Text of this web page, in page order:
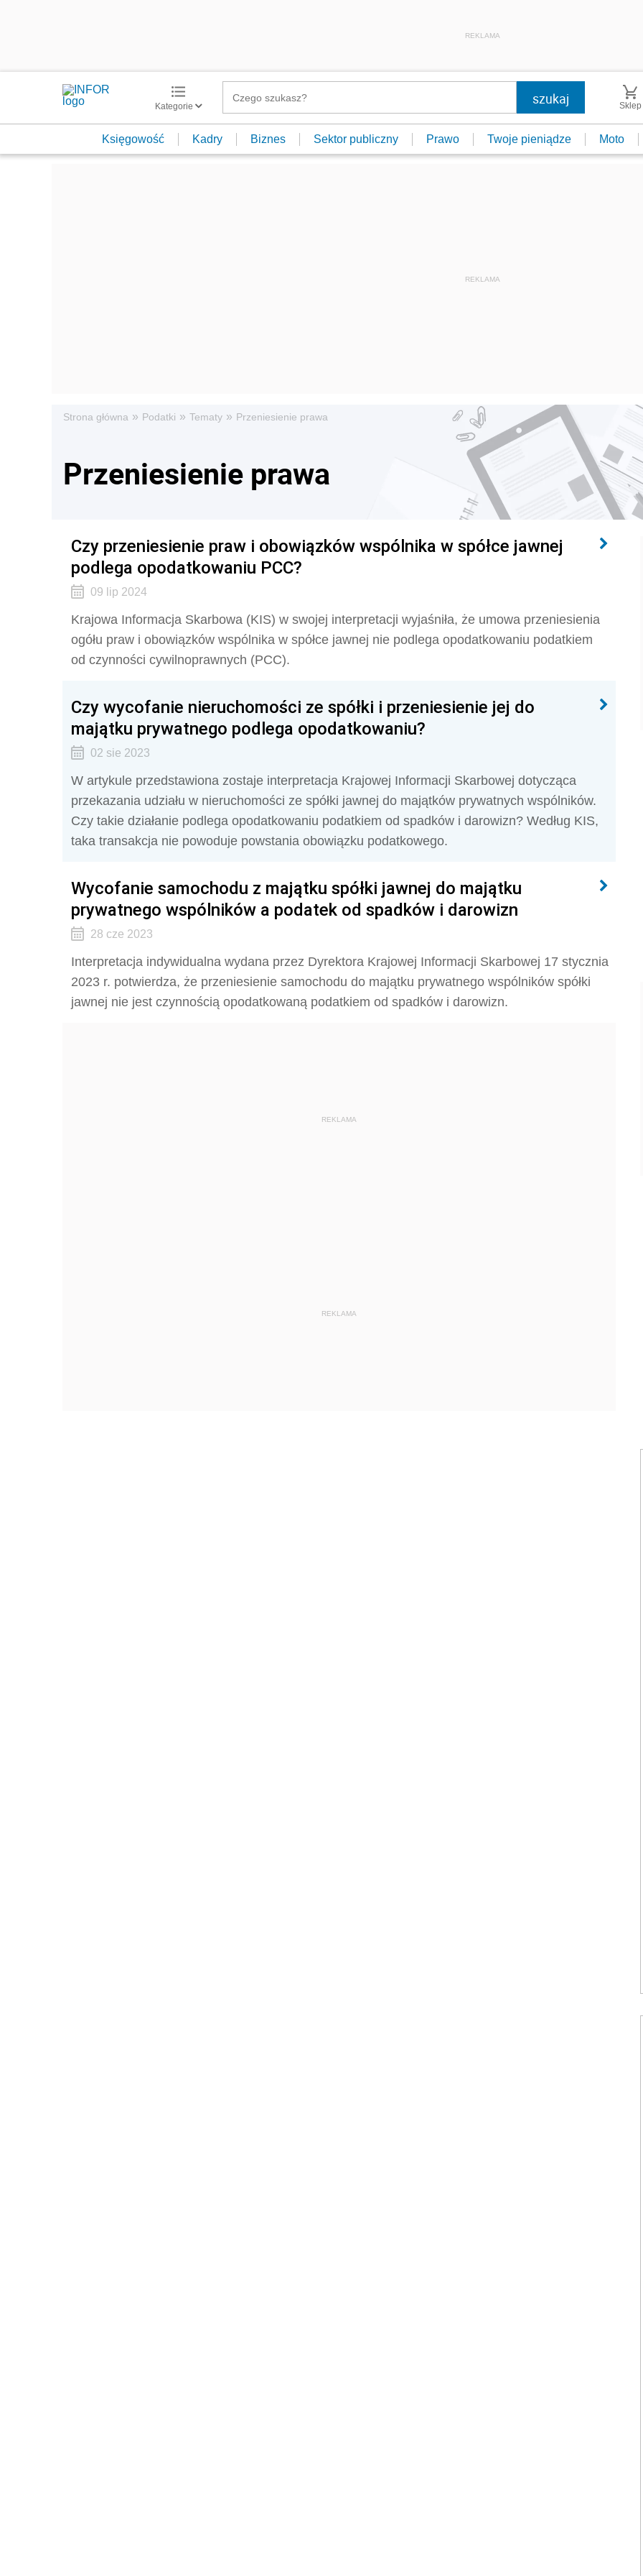
REKLAMA
Kategorie Sklep
Księgowość Kadry Biznes Sektor publiczny Prawo Twoje pieniądze Moto
Strona główna » Podatki » Tematy » Przeniesienie prawa
Przeniesienie prawa
Czy przeniesienie praw i obowiązków wspólnika w spółce jawnej
podlega opodatkowaniu PCC?
09 lip 2024
Krajowa Informacja Skarbowa (KIS) w swojej interpretacji wyjaśniła, że umowa przeniesienia
ogółu praw i obowiązków wspólnika w spółce jawnej nie podlega opodatkowaniu podatkiem
od czynności cywilnoprawnych (PCC).
Czy wycofanie nieruchomości ze spółki i przeniesienie jej do
majątku prywatnego podlega opodatkowaniu?
02 sie 2023
W artykule przedstawiona zostaje interpretacja Krajowej Informacji Skarbowej dotycząca
przekazania udziału w nieruchomości ze spółki jawnej do majątków prywatnych wspólników.
Czy takie działanie podlega opodatkowaniu podatkiem od spadków i darowizn? Według KIS,
taka transakcja nie powoduje powstania obowiązku podatkowego.
Wycofanie samochodu z majątku spółki jawnej do majątku
prywatnego wspólników a podatek od spadków i darowizn
28 cze 2023
Interpretacja indywidualna wydana przez Dyrektora Krajowej Informacji Skarbowej 17 stycznia
2023 r. potwierdza, że przeniesienie samochodu do majątku prywatnego wspólników spółki
jawnej nie jest czynnością opodatkowaną podatkiem od spadków i darowizn.
REKLAMA
REKLAMA